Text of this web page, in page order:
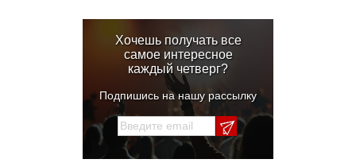
Хочешь получать все
самое интересное
каждый четверг?
Подпишись на нашу рассылку